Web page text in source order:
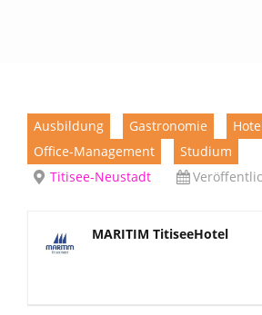
Ausbildung Gastronomie
Office-Management
Studium
Titisee-Neustadt
MARITIM TitiseeHotel